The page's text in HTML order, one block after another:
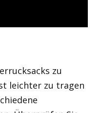
zu
leichter zu tragen